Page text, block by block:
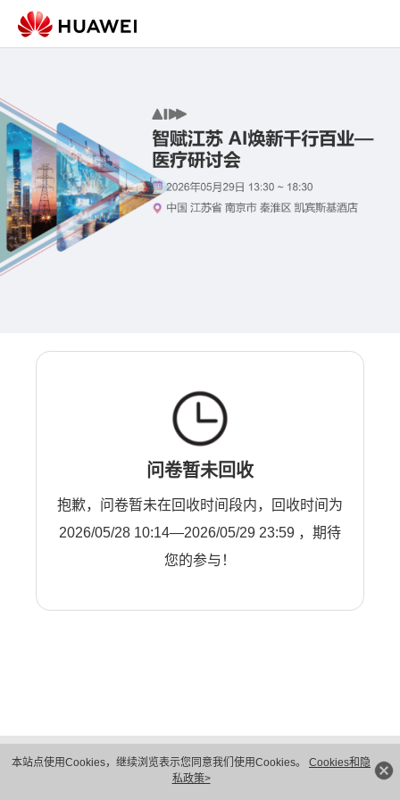
本站点使用Cookies，继续浏览表示您同意我们使用Cookies。 Cookies和隐
私政策>
问卷暂未回收
抱歉，问卷暂未在回收时间段内，回收时间为
2026/05/28 10:14—2026/05/29 23:59 ，期待
您的参与！
隐私保护
法律声明